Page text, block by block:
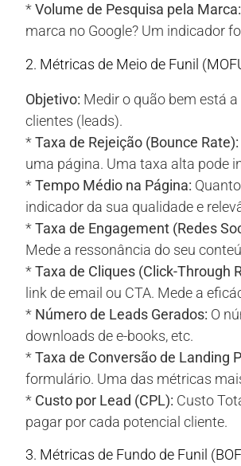
*Volume de Pesquisa pela Marca:
marca no Google? Um indicador
2. Métricas de Meio de Funil
Objetivo: Medir o quão bem está
clientes (leads).
*Taxa de Rejeição (Bounce Rate):
uma página. Uma taxa alta pode
*Tempo Médio na Página:
indicador da sua qualidade e
*Taxa de Engagement (Redes
Mede a ressonância do seu
*Taxa de Cliques (Click-Through
link de email ou CTA. Mede a
* Número de Leads Gerados: O
downloads de e-books, etc.
*Taxa de Conversão de Landing
formulário. Uma das métricas
* Custo por Lead (CPL): Custo
pagar por cada potencial cliente.
3. Métricas de Fundo de Funil